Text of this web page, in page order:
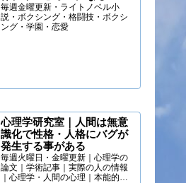
毎週金曜更新・ライトノベル小
説・ボクシング・格闘技・ボクシ
ング・学園・恋愛
心理学研究室｜人間は無意
識化で性格・人格にバグが
発生する事がある
毎週火曜日・金曜更新｜心理学の
論文｜学術記事｜実際の人の情報
｜心理学・人間の心理｜本能的心